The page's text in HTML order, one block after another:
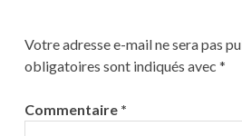
Votre adresse e-mail ne sera pas
obligatoires sont indiqués avec *
Commentaire *